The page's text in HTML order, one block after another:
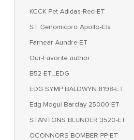
KCCK Pet Adidas-Red-ET
ST Genomicpro Apollo-Ets
Farnear Aundre-ET
Our-Favorite author
B52-ET_EDG
EDG SYMP BALDWYN 8198-ET
Edg Mogul Barclay 25000-ET
STANTONS BLUNDER 3520-ET
OCONNORS BOMBER PP-ET